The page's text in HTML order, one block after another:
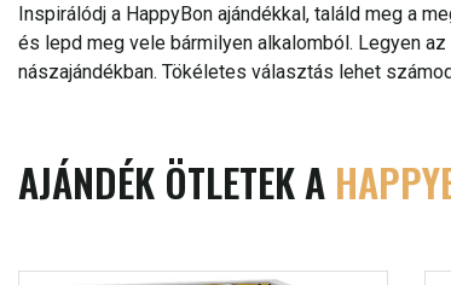
Inspirálódj a HappyBon ajándékkal, találd meg a
és lepd meg vele bármilyen alkalomból. Legyen az
nászajándékban. Tökéletes választás lehet
AJÁNDÉK ÖTLETEK A